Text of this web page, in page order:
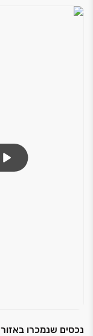
נכסים שנמכרו באזור